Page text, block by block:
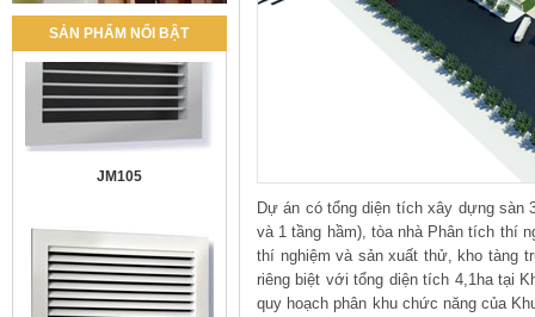
SẢN PHẨM NỔI BẬT
JM106
Dự án có tổng diện tích xây dựng sàn
và 1 tầng hầm), tòa nhà Phân tích thí
thí nghiệm và sản xuất thử, kho tàng
riêng biệt với tổng diện tích 4,1ha tại
quy hoạch phân khu chức năng của